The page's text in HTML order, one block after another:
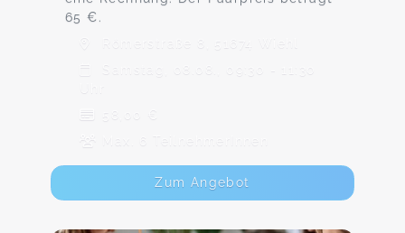
65 €.
Römerstraße 8, 51674 Wiehl
Samstag, 08.08., 09:30 - 11:30
58,00 €
Max. 6 TeilnehmerInnen
Zum Angebot